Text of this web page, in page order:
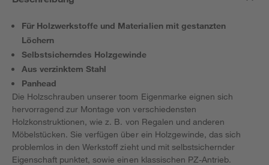
Für Holzwerkstoffe und Materialien mit gestanzten
Löchern
Selbstsicherndes Holzgewinde
Aus verzinktem Stahl
Panhead
Die Holzschrauben unserer toom Eigenmarke eignen sich
hervorragend zur Montage von verschiedensten
Holzkonstruktionen, wie z. B. von Regalen und anderen
Möbelstücken. Sie verfügen über ein Holzgewinde, das sich
problemlos in den Werkstoff zieht und mit selbstsichernder
Eigenschaft punktet, sowie einen klassischen PZ-Antrieb.